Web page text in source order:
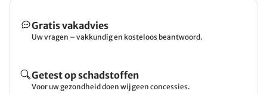
Gratis vakadvies
Uw vragen – vakkundig en kosteloos beantwoord.
Getest op schadstoffen
Voor uw gezondheid doen wij geen concessies.